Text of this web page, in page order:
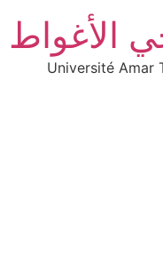
الأغواط
Université Amar